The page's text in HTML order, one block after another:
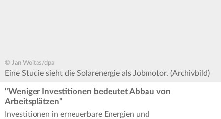
© Jan Woitas/dpa
Eine Studie sieht die Solarenergie als Jobmotor. (Archivbild)
"Weniger Investitionen bedeutet Abbau von
Arbeitsplätzen"
Investitionen in erneuerbare Energien und